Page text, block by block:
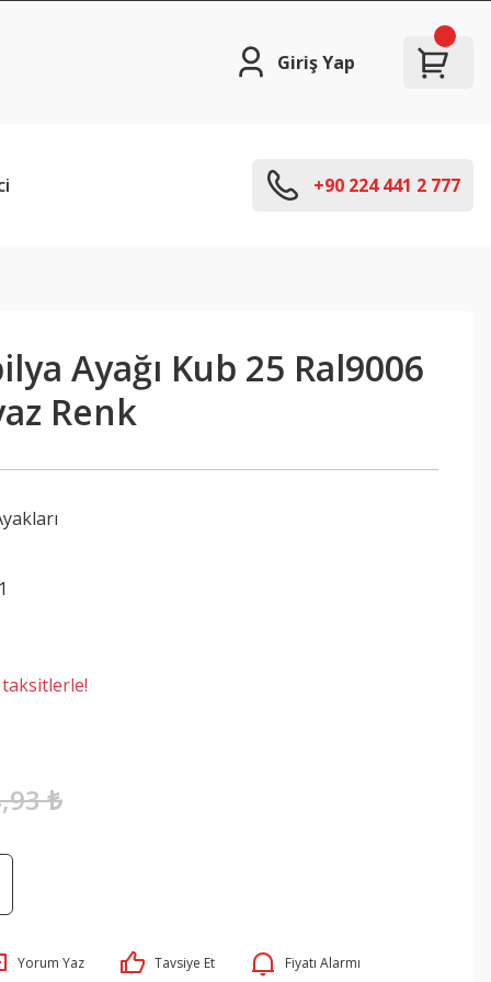
Giriş Yap
+90 224 441 2 777
Ayağı Kub 25 Ral9006
Renk
₺
Yorum Yaz Tavsiye Et Fiyatı Alarmı